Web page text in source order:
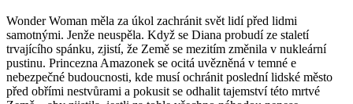
Wonder Woman měla za úkol zachránit svět lidí před lidmi
samotnými. Jenže neuspěla. Když se Diana probudí ze staletí
trvajícího spánku, zjistí, že Země se mezitím změnila v nukleární
pustinu. Princezna Amazonek se ocitá uvězněná v temné e
nebezpečné budoucnosti, kde musí ochránit poslední lidské město
před obřími nestvůrami a pokusit se odhalit tajemství této mrtvé